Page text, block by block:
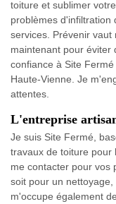
toiture et sublimer
problèmes d'infiltration
services. Prévenir vaut
maintenant pour éviter
confiance à Site
Haute-Vienne. Je
attentes.
L'entreprise
Je suis Site Fermé,
travaux de toiture pour
me contacter pour vos
soit pour un
m'occupe également